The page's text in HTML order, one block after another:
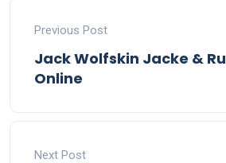
Previous Post
Jack Wolfskin Jacke &
Online
Next Post